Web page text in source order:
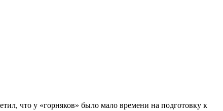
что у «горняков» было мало времени на подготовку к